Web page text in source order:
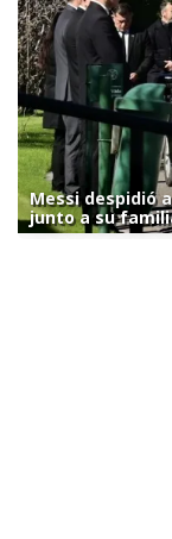
Messi despidió
junto a su